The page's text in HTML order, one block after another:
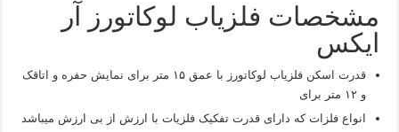
مشخصات فلزیاب لوکاتورز آر
ایکس
قدرت اسکن فلزیاب لوکاتورز با عمق ۱۵ متر برای نمایش حفره و اتاقک
و ۱۲ متر برای
انواع فلزات که دارای قدرت تفکیک فلزیات با ارزش از بی ارزش میباشد